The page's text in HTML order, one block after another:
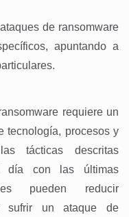
de ransomware
apuntando a
requiere un
tecnología, procesos y
tácticas descritas
día con las últimas
pueden reducir
sufrir un ataque de